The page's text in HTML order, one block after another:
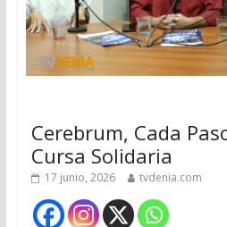
Cerebrum, Cada
Cursa Solidaria
17 junio, 2026 tvdenia.com